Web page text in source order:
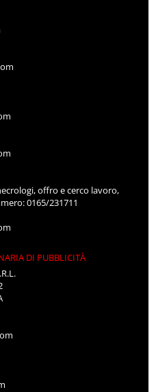
offro e cerco lavoro,
0165/231711
DI PUBBLICITÀ